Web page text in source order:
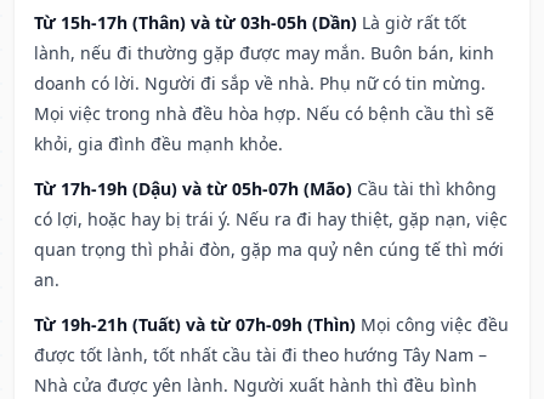
Từ 15h-17h (Thân) và từ 03h-05h (Dần) Là giờ rất tốt
lành, nếu đi thường gặp được may mắn. Buôn bán, kinh
doanh có lời. Người đi sắp về nhà. Phụ nữ có tin mừng.
Mọi việc trong nhà đều hòa hợp. Nếu có bệnh cầu thì sẽ
khỏi, gia đình đều mạnh khỏe.
Từ 17h-19h (Dậu) và từ 05h-07h (Mão) Cầu tài thì không
có lợi, hoặc hay bị trái ý. Nếu ra đi hay thiệt, gặp nạn, việc
quan trọng thì phải đòn, gặp ma quỷ nên cúng tế thì mới
an.
Từ 19h-21h (Tuất) và từ 07h-09h (Thìn) Mọi công việc đều
được tốt lành, tốt nhất cầu tài đi theo hướng Tây Nam –
Nhà cửa được yên lành. Người xuất hành thì đều bình